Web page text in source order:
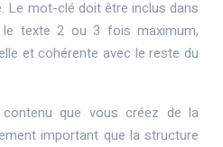
Le mot-clé doit être inclus dans
texte 2 ou 3 fois maximum,
et cohérente avec le reste du
que vous créez de la
important que la structure